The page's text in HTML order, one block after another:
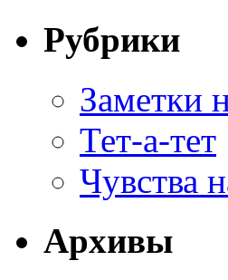
Рубрики
Заметки
Тет-а-тет
Чувства
Архивы